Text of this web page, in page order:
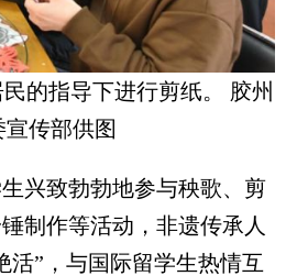
的指导下进行剪纸。 胶州
宣传部供图
致勃勃地参与秧歌、剪
制作等活动，非遗传承人
活”，与国际留学生热情互